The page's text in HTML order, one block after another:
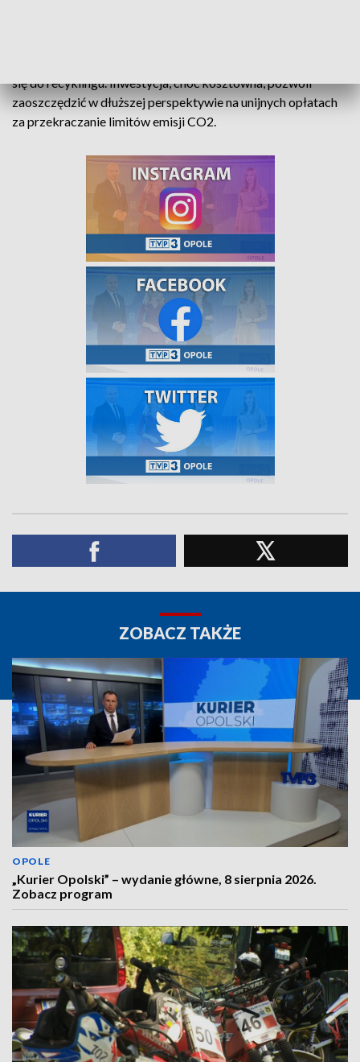
się do recyklingu. Inwestycja, choć kosztowna, pozwoli
zaoszczędzić w dłuższej perspektywie na unijnych opłatach
za przekraczanie limitów emisji CO2.
ZOBACZ TAKŻE
OPOLE
„Kurier Opolski” – wydanie główne, 8 sierpnia 2026.
Zobacz program